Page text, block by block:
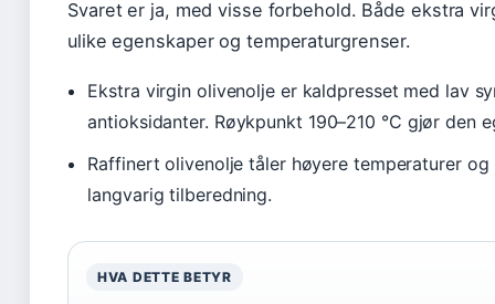
Svaret er ja, med visse forbehold. Både ekstra
ulike egenskaper og temperaturgrenser.
Ekstra virgin olivenolje er kaldpresset med lav
antioksidanter. Røykpunkt 190–210 °C gjør den
Raffinert olivenolje tåler høyere temperaturer
langvarig tilberedning.
HVA DETTE BETYR